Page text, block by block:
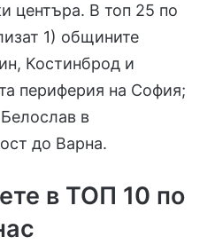
центъра. В топ 25 по
1) общините
Костинброд и
периферия на София;
в
до Варна.
в ТОП 10 по